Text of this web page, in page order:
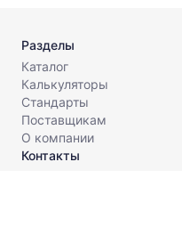
чтобы
оценить
тренд
разброс
цен
на
Разделы
Каталог
Калькуляторы
Стандарты
Поставщикам
О компании
Контакты